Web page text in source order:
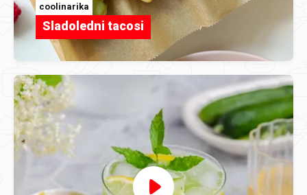
coolinarika
Sladoledni tacosi